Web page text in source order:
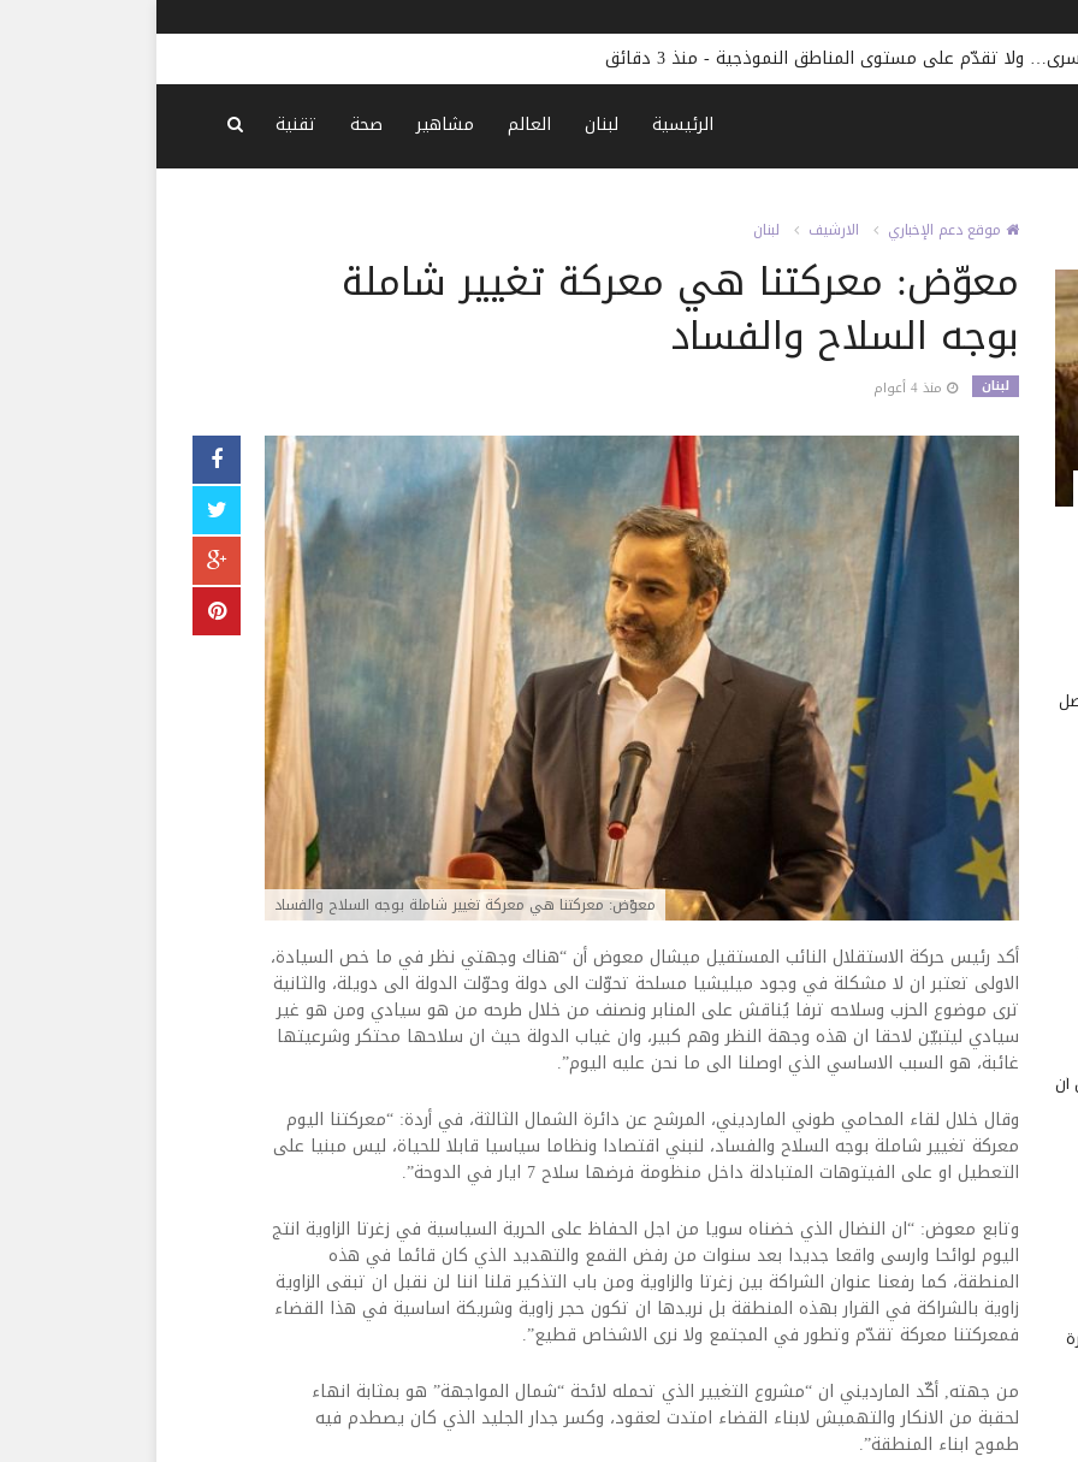
كنعان: أقرينا مشروع الاعتماد الإضافي لصالح هيئة أوجيرو
الرئيسية لبنان العالم مشاهير صحة تقنية
موقع دعم الإخباري الارشيف لبنان
معوّض: معركتنا هي معركة تغيير شاملة
بوجه السلاح والفساد
لبنان منذ 4 أعوام
معوّض: معركتنا هي معركة تغيير شاملة بوجه السلاح والفساد
أكد رئيس حركة الاستقلال النائب المستقيل ميشال معوض أن “هناك وجهتي نظر في ما خص السيادة،
الاولى تعتبر ان لا مشكلة في وجود ميليشيا مسلحة تحوّلت الى دولة وحوّلت الدولة الى دويلة، والثانية
ترى موضوع الحزب وسلاحه ترفا يُناقش على المنابر ونصنف من خلال طرحه من هو سيادي ومن هو غير
سيادي ليتبيّن لاحقا ان هذه وجهة النظر وهم كبير، وان غياب الدولة حيث ان سلاحها محتكر وشرعيتها
غائبة، هو السبب الاساسي الذي اوصلنا الى ما نحن عليه اليوم”.
وقال خلال لقاء المحامي طوني المارديني، المرشح عن دائرة الشمال الثالثة، في أردة: “معركتنا اليوم
معركة تغيير شاملة بوجه السلاح والفساد، لنبني اقتصادا ونظاما سياسيا قابلا للحياة، ليس مبنيا على
التعطيل او على الفيتوهات المتبادلة داخل منظومة فرضها سلاح 7 ايار في الدوحة”.
وتابع معوض: “ان النضال الذي خضناه سويا من اجل الحفاظ على الحرية السياسية في زغرتا الزاوية انتج
اليوم لوائحا وارسى واقعا جديدا بعد سنوات من رفض القمع والتهديد الذي كان قائما في هذه
المنطقة، كما رفعنا عنوان الشراكة بين زغرتا والزاوية ومن باب التذكير قلنا اننا لن نقبل ان تبقى الزاوية
زاوية بالشراكة في القرار بهذه المنطقة بل نريدها ان تكون حجر زاوية وشريكة اساسية في هذا القضاء
فمعركتنا معركة تقدّم وتطور في المجتمع ولا نرى الاشخاص قطيع”.
من جهته, أكّد المارديني ان “مشروع التغيير الذي تحمله لائحة “شمال المواجهة” هو بمثابة انهاء
لحقبة من الانكار والتهميش لابناء القضاء امتدت لعقود، وكسر جدار الجليد الذي كان يصطدم فيه
طموح ابناء المنطقة”.
أن